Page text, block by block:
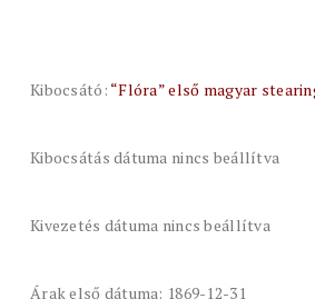
Kibocsátó: “Flóra” első magyar
Kibocsátás dátuma nincs beállítva
Kivezetés dátuma nincs beállítva
Árak első dátuma: 1869-12-31